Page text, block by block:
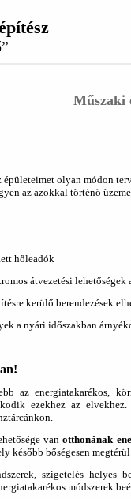
Műszaki
épületeimetolyan módon
az azokkal történő
hőleadók
átvezetési
kerülő berendezések
a nyári időszakban
az energiatakarékos,
ezekhez az
vanotthonának
később bőségesen
szigetelés helyes
módszerek